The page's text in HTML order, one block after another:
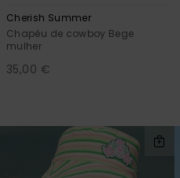
Cherish Summer
Chapéu de cowboy Bege
mulher
35,00 €